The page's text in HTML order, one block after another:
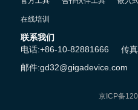
在线培训
联系我们
电话:+86-10-82881666
传
邮件:gd32@gigadevice.com
京ICP备